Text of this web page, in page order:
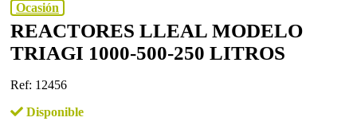
Ocasión
REACTORES LLEAL MODELO
TRIAGI 1000-500-250 LITROS
Ref: 12456
Disponible